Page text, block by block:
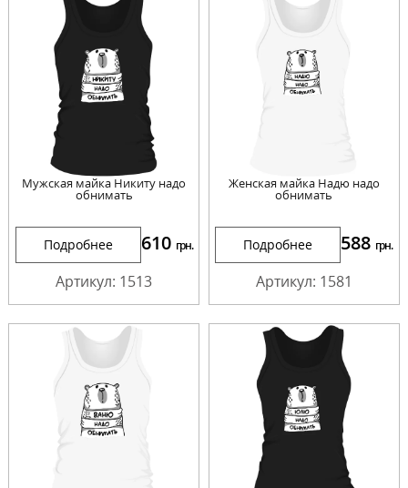
Мужская майка Никиту надо
обнимать
Подробнее 610 грн.
Артикул: 1513
Женская майка Надю надо
обнимать
Подробнее 588 грн.
Артикул: 1581